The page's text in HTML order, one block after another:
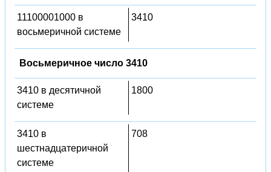
11100001000 в
восьмеричной системе
3410
Восьмеричное число 3410
3410 в десятичной
системе
1800
3410 в
шестнадцатеричной
системе
708